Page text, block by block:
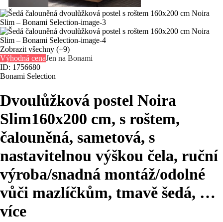
Zobrazit všechny (+9)
Výhodná cenaJen na Bonami
ID: 1756680
Bonami Selection
Dvoulůžková postel Noira
Slim160x200 cm, s roštem,
čalouněná, sametová, s
nastavitelnou výškou čela, ruční
výroba/snadná montáž/odolné
vůči mazlíčkům, tmavě šedá, …
více